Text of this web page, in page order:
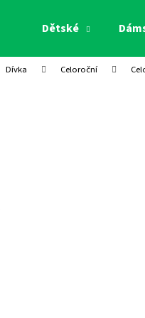
Dětské
Dívka Celoroční